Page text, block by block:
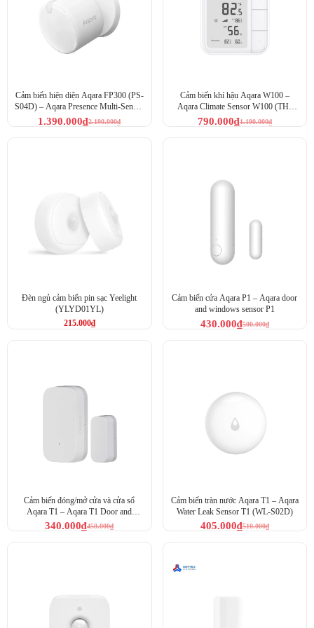
Mùi và các tác động cảm giác khác như kích ứng
Kích ứng niêm mạc và các bệnh lý khác do nhiễm độc toàn
thân
Cảm biến hiện diện Aqara FP300 (PS-
S04D) – Aqara Presence Multi-Sensor
FP3002.190.000₫
1.390.000₫
Cảm biến khí hậu Aqara W100 –
Aqara Climate Sensor W100 (TH-
S04D)1.190.000₫
790.000₫
Đèn ngủ cảm biến pin sạc Yeelight
(YLYD01YL)
215.000₫
Cảm biến cửa Aqara P1 – Aqara door
and windows sensor P1
500.000₫
430.000₫
Cảm biến đóng/mở cửa và cửa sổ
Aqara T1 – Aqara T1 Door and
Window Sensor (DW-S03D)
450.000₫
340.000₫
Cảm biến tràn nước Aqara T1 – Aqara
Water Leak Sensor T1 (WL-S02D)
510.000₫
405.000₫